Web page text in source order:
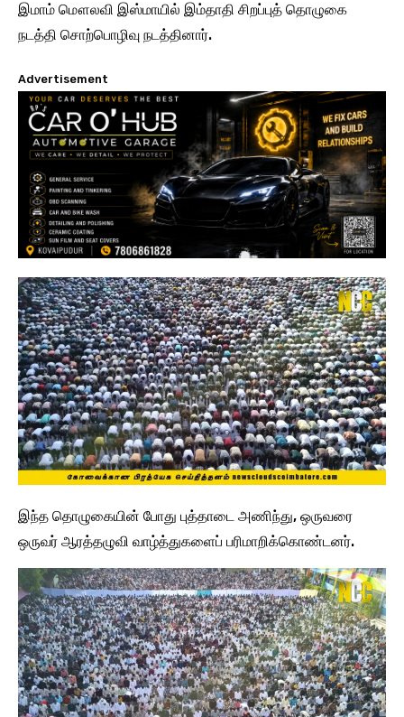
இமாம் மௌலவி இஸ்மாயில் இம்தாதி சிறப்புத் தொழுகை
நடத்தி சொற்பொழிவு நடத்தினார்.
Advertisement
இந்த தொழுகையின் போது புத்தாடை அணிந்து, ஒருவரை
ஒருவர் ஆரத்தழுவி வாழ்த்துகளைப் பரிமாறிக்கொண்டனர்.